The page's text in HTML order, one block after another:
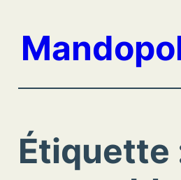
contenu
Étiquette